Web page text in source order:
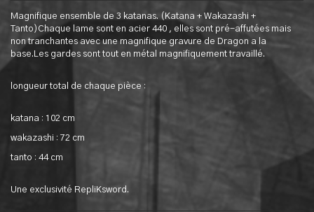
Magnifique ensemble de 3 katanas. (Katana + Wakazashi +
Tanto)Chaque lame sont en acier 440 , elles sont pré-affutées mais
non tranchantes avec une magnifique gravure de Dragon a la
base.Les gardes sont tout en métal magnifiquement travaillé.
longueur total de chaque pièce :
katana : 102 cm
wakazashi : 72 cm
tanto : 44 cm
Une exclusivité RepliKsword.